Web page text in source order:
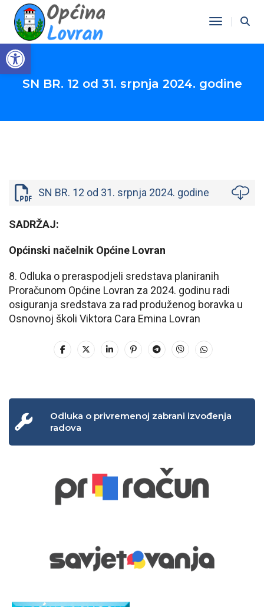
Open toolbar
Toggle
SN BR. 12 od 31. srpnja 2024. godine
SN BR. 12 od 31. srpnja 2024. godine
SADRŽAJ:
Općinski načelnik Općine Lovran
8. Odluka o preraspodjeli sredstava planiranih
Proračunom Općine Lovran za 2024. godinu radi
osiguranja sredstava za rad produženog boravka u
Osnovnoj školi Viktora Cara Emina Lovran
Odluka o privremenoj zabrani izvođenja
radova